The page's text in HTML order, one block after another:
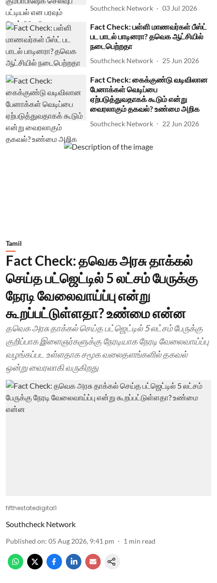
Southcheck Network 03 Jul 2026
Fact Check: பள்ளி மாணவர்கள் பீஸ்ட்
பட பாடல் பாடினரா? தவெக ஆட்சியில்
நடைபெற்றதா
Southcheck Network 25 Jun 2026
Fact Check: கைக்குண்டு வடிவிலான
பேனாக்கள் வெடிப்பை
ஏற்படுத்துவதாகக் கூடும் என்று
வைரலாகும் தகவல்? உண்மை அறிக
Southcheck Network 22 Jun 2026
Tamil
Fact Check: தவெக அரசு தாக்கல்
செய்த பட்ஜெட்டில் 5 லட்சம் பேருக்கு
நேரடி வேலைவாய்ப்பு என்று
கூறப்பட்டுள்ளதா? உண்மை என்ன
தவெக அரசு தாக்கல் செய்த பட்ஜெட்டில் 5 லட்சம் பேருக்கு
குறிப்பாக இளைஞர்களுக்கு நேரடியாக நேரடி வேலைவாய்ப்பு
வழங்கப்பட உள்ளதாக சமூக வலைதளங்களில் தகவல்
ஒன்று வைரலாகி வருகிறது
fifthestatedigital1
Southcheck Network
Published on: 05 Aug 2026, 9:41 pm 1 min read